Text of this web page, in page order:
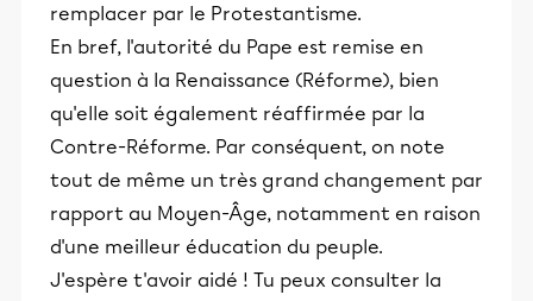
remplacer par le Protestantisme.
En bref, l'autorité du Pape est remise en
question à la Renaissance (Réforme), bien
qu'elle soit également réaffirmée par la
Contre-Réforme. Par conséquent, on note
tout de même un très grand changement par
rapport au Moyen-Âge, notamment en raison
d'une meilleur éducation du peuple.
J'espère t'avoir aidé ! Tu peux consulter la